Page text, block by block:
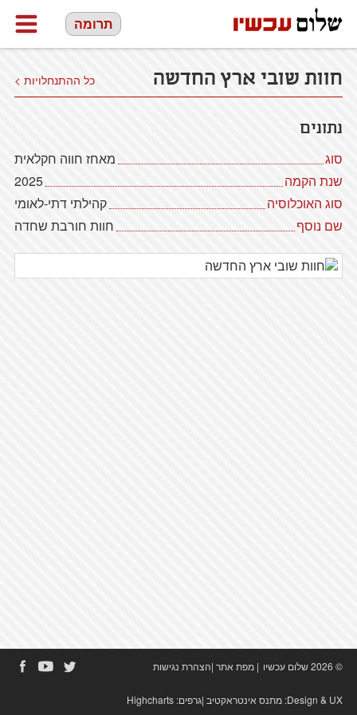
תרומה
חוות שובי ארץ החדשה כל ההתנחלויות >
נתונים
סוג
מאחז חווה חקלאית
שנת הקמה
2025
סוג האוכלוסיה
קהילתי דתי-לאומי
שם נוסף
חוות חורבת שחדה
© 2026 שלום עכשיו | מפת אתר|הצהרת נגישות
Design & UX: מתנס אינטראקטיב|גרפים: Highcharts